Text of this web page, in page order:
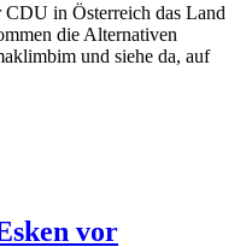
CDU in Österreich das Land
die Alternativen
und siehe da, auf
vor